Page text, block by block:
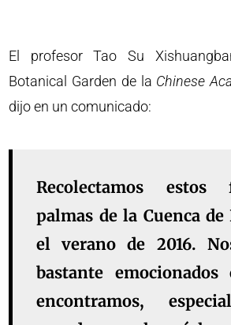
El profesor Tao Su
Botanical Garden de la Chinese
dijo en un comunicado:
Recolectamos
palmas de la Cuenca
el verano de 2016.
bastante emocionados
encontramos,